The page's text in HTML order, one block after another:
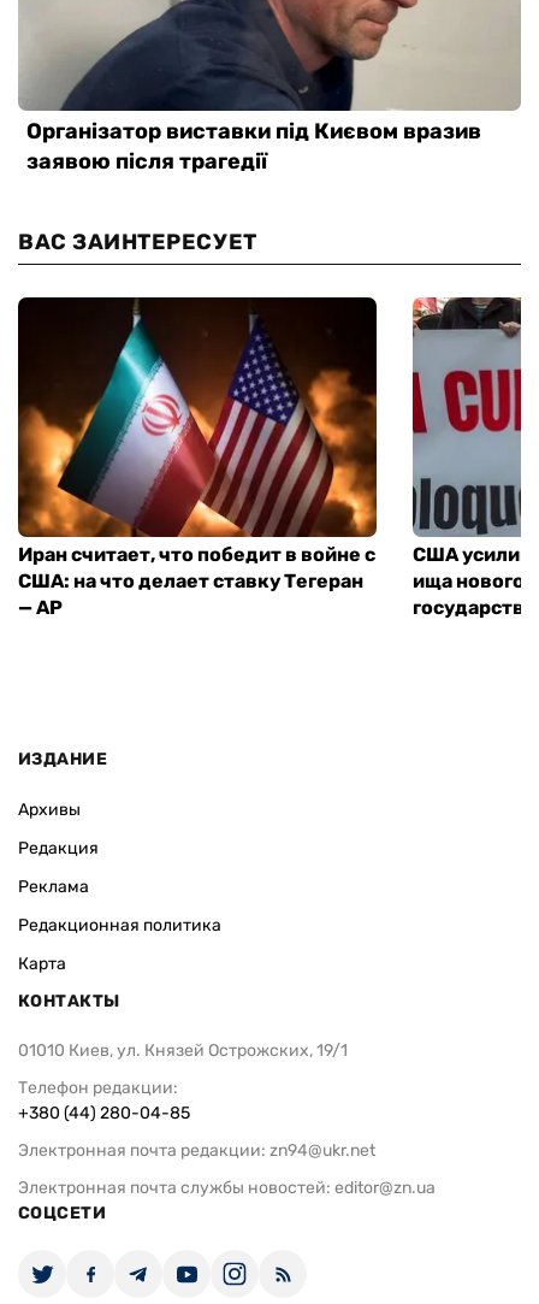
ВАС ЗАИНТЕРЕСУЕТ
Иран считает, что победит в войне с
США: на что делает ставку Тегеран
— AP
США
ища нового
ИЗДАНИЕ
Архивы
Редакция
Реклама
Редакционная политика
Карта
КОНТАКТЫ
01010 Киев, ул. Князей Острожских, 19/1
Телефон редакции:
+380 (44) 280-04-85
Электронная почта редакции: zn94@ukr.net
Электронная почта службы новостей: editor@zn.ua
СОЦСЕТИ